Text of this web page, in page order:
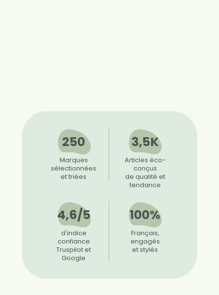
250
Marques
sélectionnées
et triées
3,5K
Articles éco-
conçus
de qualité et
tendance
4,6/5
d'indice
confiance
Truspilot et
Google
100%
Français,
engagés
et stylés